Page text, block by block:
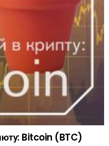
Bitcoin (BTC)